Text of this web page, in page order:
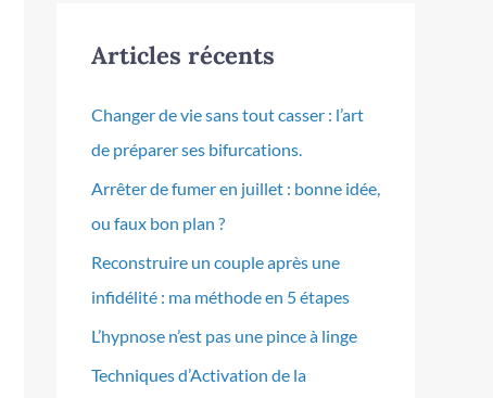
Articles récents
Changer de vie sans tout casser : l’art
de préparer ses bifurcations.
Arrêter de fumer en juillet : bonne idée,
ou faux bon plan ?
Reconstruire un couple après une
infidélité : ma méthode en 5 étapes
L’hypnose n’est pas une pince à linge
Techniques d’Activation de la